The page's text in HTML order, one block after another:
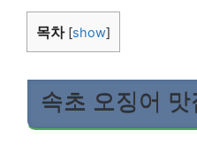
목차 [show]
속초 오징어